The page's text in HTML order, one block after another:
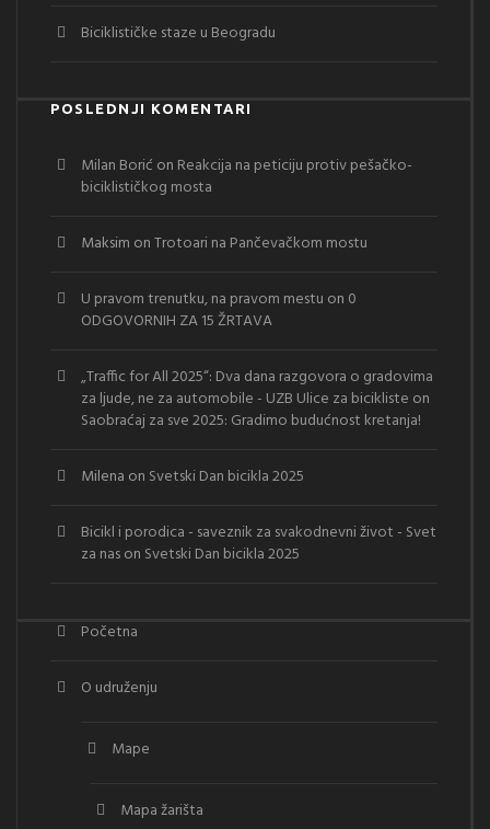
Biciklističke staze u Beogradu
POSLEDNJI KOMENTARI
Milan Borić on Reakcija na peticiju protiv pešačko-
biciklističkog mosta
Maksim onTrotoari na Pančevačkom mostu
U pravom trenutku, na pravom mestu on 0
ODGOVORNIH ZA 15 ŽRTAVA
„Traffic for All 2025“: Dva dana razgovora o gradovima
za ljude, ne za automobile - UZB Ulice za bicikliste on
Saobraćaj za sve 2025: Gradimo budućnost kretanja!
Milena on Svetski Dan bicikla 2025
Bicikl i porodica - saveznik za svakodnevni život - Svet
za nason Svetski Dan bicikla 2025
Početna
O udruženju
Mape
Mapa žarišta